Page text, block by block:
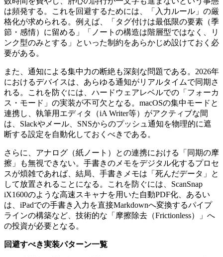
は頻発する。これを回避するためには、「入力ルール」の厳
格化が求められる。例えば、「タグ付けは最低限の要素（季
節・感情）に留める」「ノートの構造は階層型ではなく、リ
ンク型のみとする」といった制約をあらかじめ設けておく必
要がある。
また、通知による集中力の断絶も深刻な問題である。2026年
におけるデバイスは、あらゆる通知がリアルタイムで同期さ
れる。これを防ぐには、ハードウェアレベルでの「フォーカ
ス・モード」の実装が不可欠となる。macOSの集中モードと
連携し、執筆用エディタ（iA Writer等）がアクティブな間
は、Slackやメール、SNSからのプッシュ通知を物理的に遮
断する設定を自動化しておくべきである。
さらに、アナログ（紙ノート）との連携における「同期の摩
擦」も無視できない。手書きのメモをデジタル化するプロセ
スが煩雑であれば、結局、手書きメモは「死んだデータ」と
して放置されることになる。これを防ぐには、ScanSnap
iX1600のような高速スキャナを用いた自動PDF化、あるい
は、iPadでの手書き入力を直接Markdownへ変換するパイプ
ラインの構築など、技術的な「摩擦除去（Frictionless）」へ
の投資が必要となる。
回避すべき実装パターン一覧